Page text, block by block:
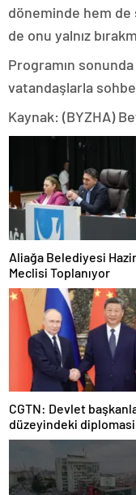
döneminde hem de
de onu yalnız
Programın
vatandaşlarla
Kaynak: (BYZHA)
Aliağa Belediyesi
Meclisi Toplanıyor
CGTN: Devlet
düzeyindeki
Rusya arasındaki
ortaklığı güçlendiriyor